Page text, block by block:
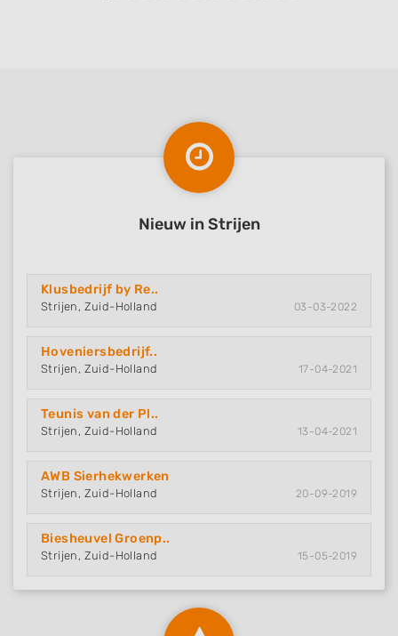
Nieuw in Strijen
Klusbedrijf by Re..
Strijen, Zuid-Holland 03-03-2022
Hoveniersbedrijf..
Strijen, Zuid-Holland 17-04-2021
Teunis van der Pl..
Strijen, Zuid-Holland 13-04-2021
AWB Sierhekwerken
Strijen, Zuid-Holland 20-09-2019
Biesheuvel Groenp..
Strijen, Zuid-Holland 15-05-2019